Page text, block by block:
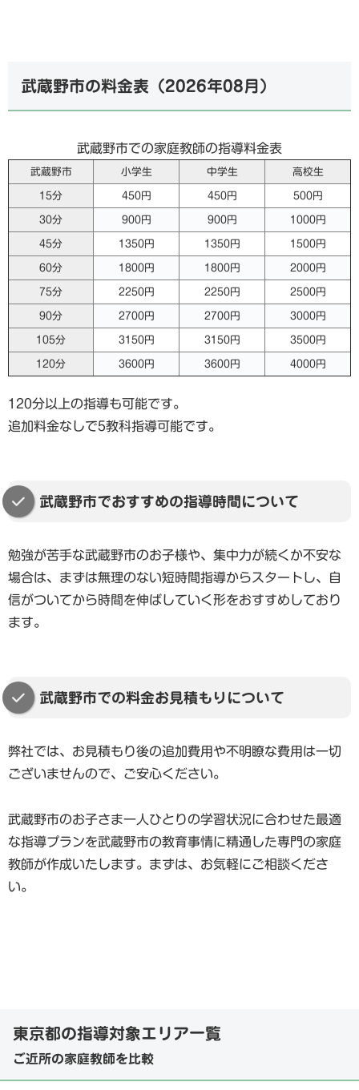
武蔵野市の料金表（2026年08月）
武蔵野市での家庭教師の指導料金表
武蔵野市 小学生 中学生 高校生
15分 450円 450円 500円
30分 900円 900円 1000円
45分 1350円 1350円 1500円
60分 1800円 1800円 2000円
75分 2250円 2250円 2500円
90分 2700円 2700円 3000円
105分 3150円 3150円 3500円
120分 3600円 3600円 4000円
120分以上の指導も可能です。
追加料金なしで5教科指導可能です。
武蔵野市でおすすめの指導時間について
勉強が苦手な武蔵野市のお子様や、集中力が続くか不安な
場合は、まずは無理のない短時間指導からスタートし、自
信がついてから時間を伸ばしていく形をおすすめしており
ます。
武蔵野市での料金お見積もりについて
弊社では、お見積もり後の追加費用や不明瞭な費用は一切
ございませんので、ご安心ください。
武蔵野市のお子さま一人ひとりの学習状況に合わせた最適
な指導プランを武蔵野市の教育事情に精通した専門の家庭
教師が作成いたします。まずは、お気軽にご相談くださ
い。
東京都の指導対象エリア一覧
ご近所の家庭教師を比較